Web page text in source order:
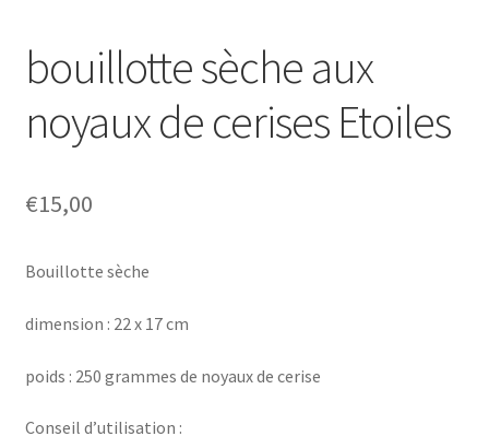
bouillotte sèche aux
noyaux de cerises Etoiles
€15,00
Bouillotte sèche
dimension : 22 x 17 cm
poids : 250 grammes de noyaux de cerise
Conseil d’utilisation :